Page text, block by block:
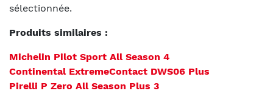
sélectionnée.
Produits similaires :
Michelin Pilot Sport All Season 4
Continental ExtremeContact DWS06 Plus
Pirelli P Zero All Season Plus 3